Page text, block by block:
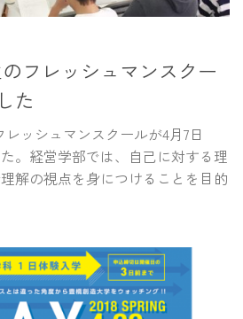
フレッシュマンスクー
た
ッシュマンスクールが4月7日
。経営学部では、自己に対する理
解の視点を身につけることを目的